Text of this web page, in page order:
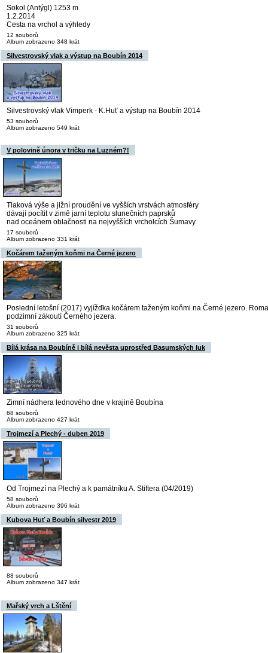
Sokol (Antýgl) 1253 m
1.2.2014
Cesta na vrchol a výhledy
12 souborů
Album zobrazeno 348 krát
Silvestrovský vlak a výstup na Boubín 2014
Silvestrovský vlak Vimperk - K.Huť a výstup na Boubín 2014
53 souborů
Album zobrazeno 549 krát
V polovině února v tričku na Luzném?!
Tlaková výše a jižní proudění ve vyšších vrstvách atmosféry
dávají pocítit v zimě jarní teplotu slunečních paprsků
nad oceánem oblačnosti na nejvyšších vrcholcích Šumavy.
17 souborů
Album zobrazeno 331 krát
Kočárem taženým koňmi na Černé jezero
Poslední letošní (2017) vyjížďka kočárem taženým koňmi na Černé jezero.
podzimní zákoutí Černého jezera.
31 souborů
Album zobrazeno 325 krát
Bílá krása na Boubíně i bílá nevěsta uprostřed Basumských luk
Zimní nádhera lednového dne v krajině Boubína
68 souborů
Album zobrazeno 427 krát
Trojmezí a Plechý - duben 2019
Od Trojmezí na Plechý a k památníku A. Stiftera (04/2019)
58 souborů
Album zobrazeno 396 krát
Kubova Huť a Boubín silvestr 2019
88 souborů
Album zobrazeno 347 krát
Mařský vrch a Lštění